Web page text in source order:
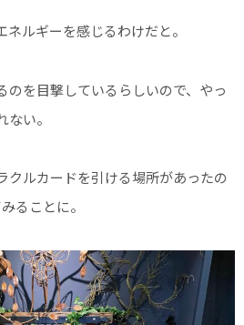
ルギーを感じるわけだと。
のを目撃しているらしいので、やっ
い。
クルカードを引ける場所があったの
ることに。